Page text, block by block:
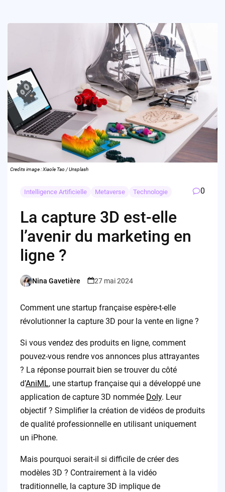
Credits image : Xiaole Tao / Unsplash
Intelligence Artificielle Metaverse Technologie 0
La capture 3D est-elle
l’avenir du marketing en
ligne ?
Posted
Nina Gavetière 27 mai 2024
Comment une startup française espère-t-elle
révolutionner la capture 3D pour la vente en ligne ?
Si vous vendez des produits en ligne, comment
pouvez-vous rendre vos annonces plus attrayantes
? La réponse pourrait bien se trouver du côté
d’AniML, une startup française qui a développé une
application de capture 3D nommée Doly. Leur
objectif ? Simplifier la création de vidéos de produits
de qualité professionnelle en utilisant uniquement
un iPhone.
Mais pourquoi serait-il si difficile de créer des
modèles 3D ? Contrairement à la vidéo
traditionnelle, la capture 3D implique de